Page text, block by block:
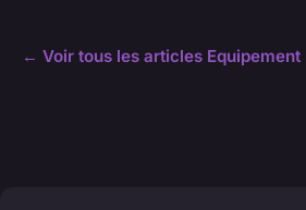
← Voir tous les articles Equipement